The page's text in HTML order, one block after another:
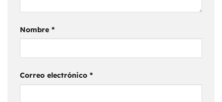
Nombre *
Correo electrónico *